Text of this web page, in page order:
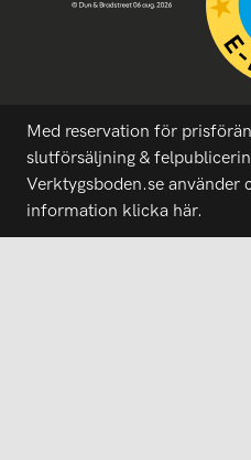
Med reservation för
slutförsäljning &
Verktygsboden.se använder
information klicka här.